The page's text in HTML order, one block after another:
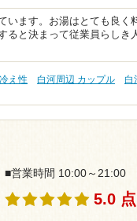
います。お湯はとても良
ると決まって従業員らしき
え性 白河周辺 カップル 白
■営業時間 10:00～21:00
5.0 点